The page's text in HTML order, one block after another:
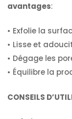
avantages:
• Exfolie la
• Lisse et
• Dégage les
• Équilibre la
CONSEILS